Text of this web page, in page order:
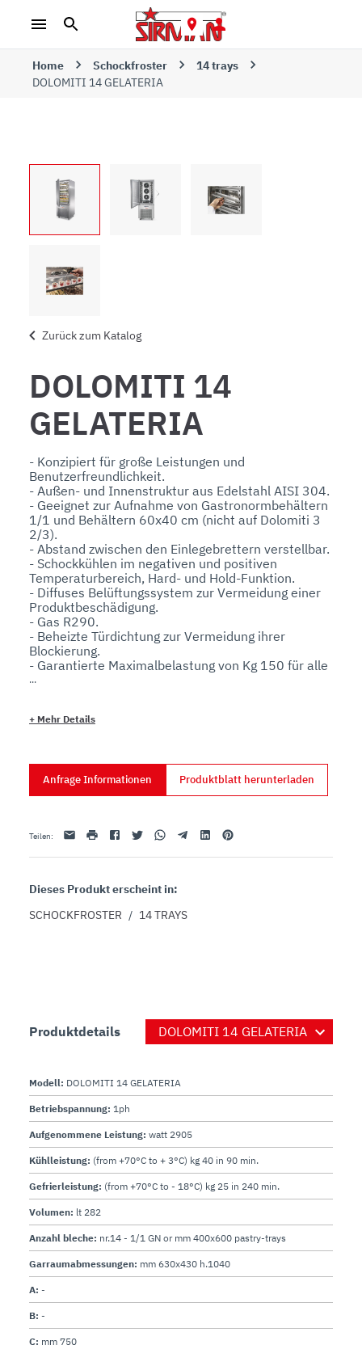
Home Schockfroster
14 trays
DOLOMITI 14 GELATERIA
Zurück zum Katalog
DOLOMITI 14
GELATERIA
- Konzipiert für große Leistungen und
Benutzerfreundlichkeit.
- Außen- und Innenstruktur aus Edelstahl AISI 304.
- Geeignet zur Aufnahme von Gastronormbehältern
1/1 und Behältern 60x40 cm (nicht auf Dolomiti 3
2/3).
- Abstand zwischen den Einlegebrettern verstellbar.
- Schockkühlen im negativen und positiven
Temperaturbereich, Hard- und Hold-Funktion.
- Diffuses Belüftungssystem zur Vermeidung einer
Produktbeschädigung.
- Gas R290.
- Beheizte Türdichtung zur Vermeidung ihrer
Blockierung.
- Garantierte Maximalbelastung von Kg 150 für alle
Fußbodenversionen mit Top.
- Reversibel öffnende Türen für alle
Temperaturbereich, Hard- und Hold-Funktion.
- Auftauprogramm.
- Mit Programmen.
+ Mehr Details
Anfrage Informationen Produktblatt herunterladen
Teilen: Email druckenFacebookTwitterWhatsappTelegramLinkedinPinterest
Dieses Produkt erscheint in:
SCHOCKFROSTER / 14 TRAYS
Produktdetails
Modell: DOLOMITI 14 GELATERIA
Betriebspannung: 1ph
Aufgenommene Leistung: watt 2905
Kühlleistung: (from +70°C to + 3°C) kg 40 in 90 min.
Gefrierleistung: (from +70°C to - 18°C) kg 25 in 240 min.
Volumen: lt 282
Anzahl bleche: nr.14 - 1/1 GN or mm 400x600 pastry-trays
Garraumabmessungen: mm 630x430 h.1040
A: -
B: -
C: mm 750